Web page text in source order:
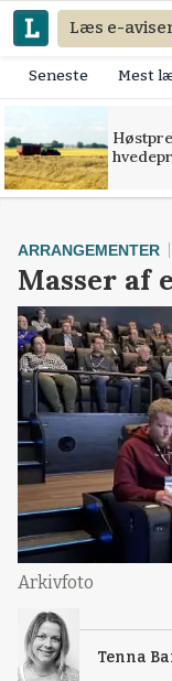
Læs e-
Seneste Mest
ARRANGEMENTER
Masser af
Arkivfoto
Tenna